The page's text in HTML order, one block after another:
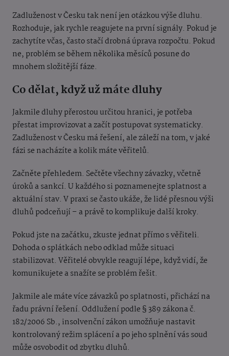
Zadluženost v Česku tak není jen otázkou výše dluhu.
Rozhoduje, jak rychle reagujete na první signály. Pokud je
zachytíte včas, často stačí drobná úprava rozpočtu. Pokud
ne, problém se během několika měsíců posune do
mnohem složitější fáze.
Co dělat, když už máte dluhy
Jakmile dluhy přerostou určitou hranici, je potřeba
přestat improvizovat a začít postupovat systematicky.
Zadluženost v Česku má řešení, ale záleží na tom, v jaké
fázi se nacházíte a kolik máte věřitelů.
Začněte přehledem. Sečtěte všechny závazky, včetně
úroků a sankcí. U každého si poznamenejte splatnost a
aktuální stav. V praxi se často ukáže, že lidé přesnou výši
dluhů podceňují – a právě to komplikuje další kroky.
Pokud jste na začátku, zkuste jednat přímo s věřiteli.
Dohoda o splátkách nebo odklad může situaci
stabilizovat. Věřitelé obvykle reagují lépe, když vidí, že
komunikujete a snažíte se problém řešit.
Jakmile ale máte více závazků po splatnosti, přichází na
řadu právní řešení. Oddlužení podle § 389 zákona č.
182/2006 Sb., insolvenční zákon umožňuje nastavit
kontrolovaný režim splácení a po jeho splnění vás soud
může osvobodit od zbytku dluhů.